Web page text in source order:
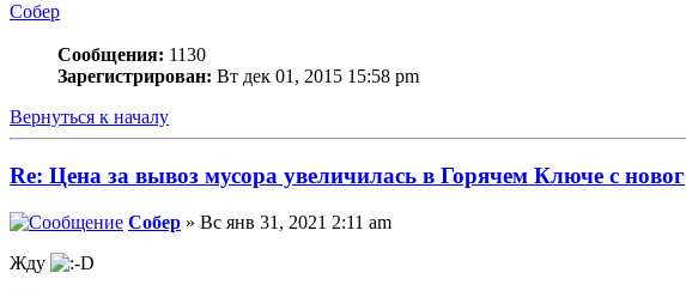
Собер
Сообщения: 1130
Зарегистрирован: Вт дек 01, 2015 15:58 pm
Вернуться к началу
Re: Цена за вывоз мусора увеличилась в Горячем Ключе с новог
Собер » Вс янв 31, 2021 2:11 am
Жду